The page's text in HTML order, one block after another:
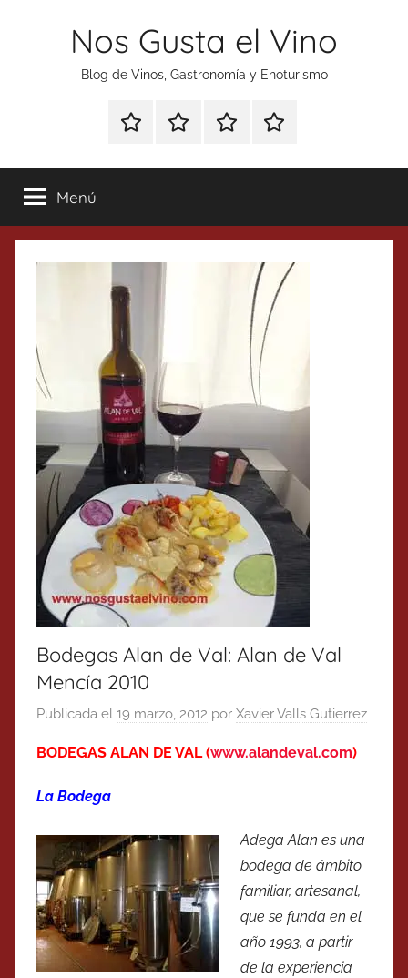
Nos Gusta el Vino
Blog de Vinos, Gastronomía y Enoturismo
Especial
Tonics
Enoturismo
Gastronomía
RankingContacto
Menú
Bodegas Alan de Val: Alan de Val
Mencía 2010
Publicada el 19 marzo, 2012 por Xavier Valls Gutierrez
BODEGAS ALAN DE VAL (www.alandeval.com)
La Bodega
Adega Alan es una
bodega de ámbito
familiar, artesanal,
que se funda en el
año 1993, a partir
de la experiencia